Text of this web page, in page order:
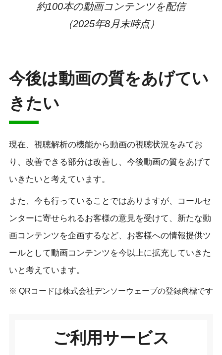
約100本の動画コンテンツを配信
（2025年8月末時点）
今後は動画の質をあげてい
きたい
現在、視聴解析の機能から動画の視聴状況をみてお
り、改善できる部分は改善し、今後動画の質をあげて
いきたいと考えています。
また、今も行っていることではありますが、コールセ
ンターに寄せられるお客様の意見を受けて、新たな動
画コンテンツを企画するなど、お客様への情報提供ツ
ールとして動画コンテンツを今以上に拡充していきた
いと考えています。
※ QRコードは株式会社デンソーウェーブの登録商標です
ご利用サービス